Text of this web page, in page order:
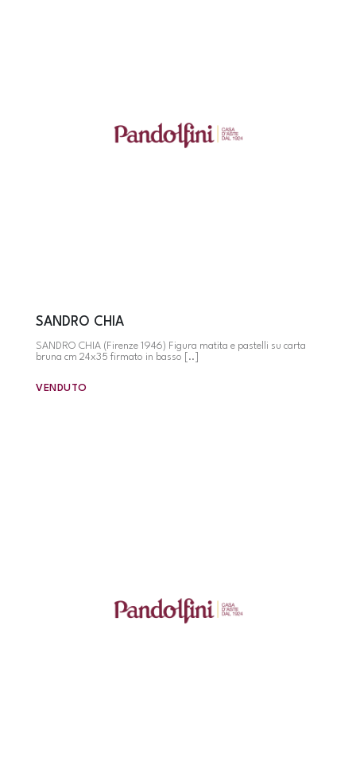
SANDRO CHIA
SANDRO CHIA (Firenze 1946) Figura matita e pastelli su carta
bruna cm 24x35 firmato in basso [..]
VENDUTO